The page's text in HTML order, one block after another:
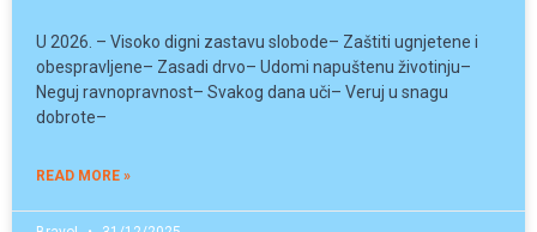
U 2026. – Visoko digni zastavu slobode– Zaštiti ugnjetene i
obespravljene– Zasadi drvo– Udomi napuštenu životinju–
Neguj ravnopravnost– Svakog dana uči– Veruj u snagu
dobrote–
READ MORE »